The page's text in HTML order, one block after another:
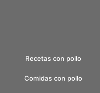
Recetas con pollo
Comidas con pollo